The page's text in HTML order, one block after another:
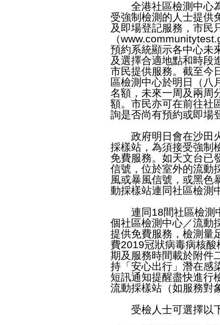
全港社區檢測中心為
受強制檢測的人士提供
及即場登記服務，市民
（
預約系統顯示各中心未
及選擇合適地點和時段
市民提供服務。截至今
區檢測中心於明日（八
名額，未來一周及兩周
額。市民亦可在前往社
詢是否尚有預約或即場
政府明日會在沙田火
採樣站，為須接受強制
免費服務。如天文台已
信號，位於室外的流動
風或暴風信號，或黑色
動採樣站連同社區檢測
連同18間社區檢測
個社區檢測中心／流動
提供免費服務，檢測量
費2019冠狀病毒病核
期及服務時間載於附件
持「安心出行」潛在感
短訊通知提醒盡快進行
流動採樣站（如服務對
受檢人士可選擇以